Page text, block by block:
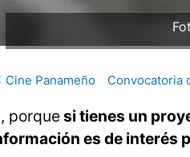
Cine Panameño Convocatoria
porquesi tienes un
es de interés